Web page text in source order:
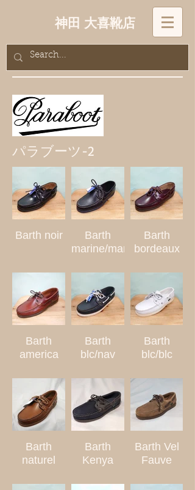
神田 大喜靴店
パラブーツ-2
Barth noir
Barth
marine/marine
Barth
bordeaux
Barth
america
Barth
blc/nav
Barth
blc/blc
Barth
naturel
Barth
Kenya
Barth Vel
Fauve